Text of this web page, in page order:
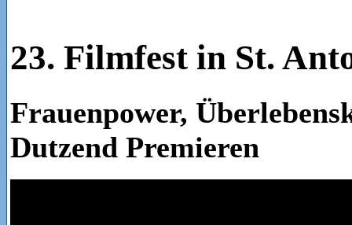
23. Filmfest in St.
Frauenpower,
Dutzend Premieren